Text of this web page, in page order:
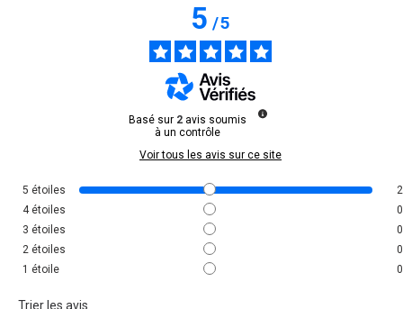
5/5
Basé sur 2 avis soumis
à un contrôle
Voir tous les avis sur ce site
5 étoiles
2
4 étoiles
0
3 étoiles
0
2 étoiles
0
1 étoile 0
Trier les avis